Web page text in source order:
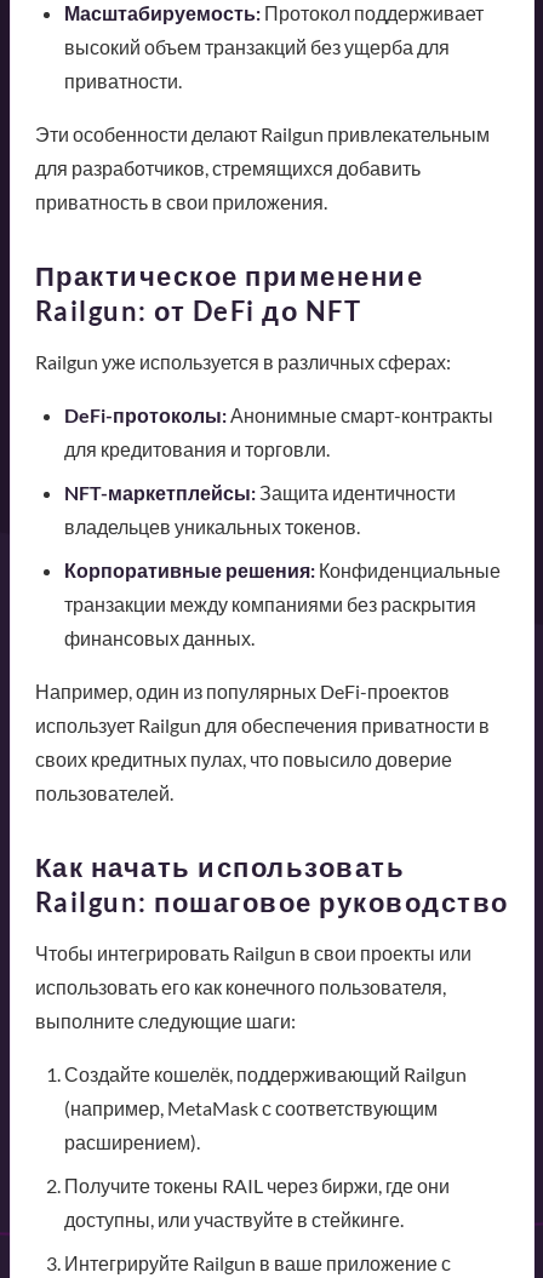
Масштабируемость:Протокол поддерживает
высокий объем транзакций без ущерба для
приватности.
Эти особенности делают Railgun привлекательным
для разработчиков, стремящихся добавить
приватность в свои приложения.
Практическое применение
Railgun: от DeFi до NFT
Railgun уже используется в различных сферах:
DeFi-протоколы:Анонимные смарт-контракты
для кредитования и торговли.
NFT-маркетплейсы:Защита идентичности
владельцев уникальных токенов.
Корпоративные решения:Конфиденциальные
транзакции между компаниями без раскрытия
финансовых данных.
Например, один из популярных DeFi-проектов
использует Railgun для обеспечения приватности в
своих кредитных пулах, что повысило доверие
пользователей.
Как начать использовать
Railgun: пошаговое руководство
Чтобы интегрировать Railgun в свои проекты или
использовать его как конечного пользователя,
выполните следующие шаги:
Создайте кошелёк, поддерживающий Railgun
(например, MetaMask с соответствующим
расширением).
Получите токены RAIL через биржи, где они
доступны, или участвуйте в стейкинге.
Интегрируйте Railgun в ваше приложение с